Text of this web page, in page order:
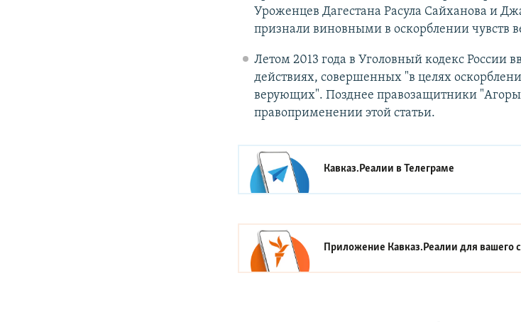
Уроженцев Дагестана Расула Сайханова и
признали виновными в оскорблении чувств
Летом 2013 года в Уголовный кодекс России
действиях, совершенных "в целях
верующих". Позднее правозащитники
правоприменении этой статьи.
Кавказ.Реалии вТелеграме
Приложение Кавказ.Реалии для вашего